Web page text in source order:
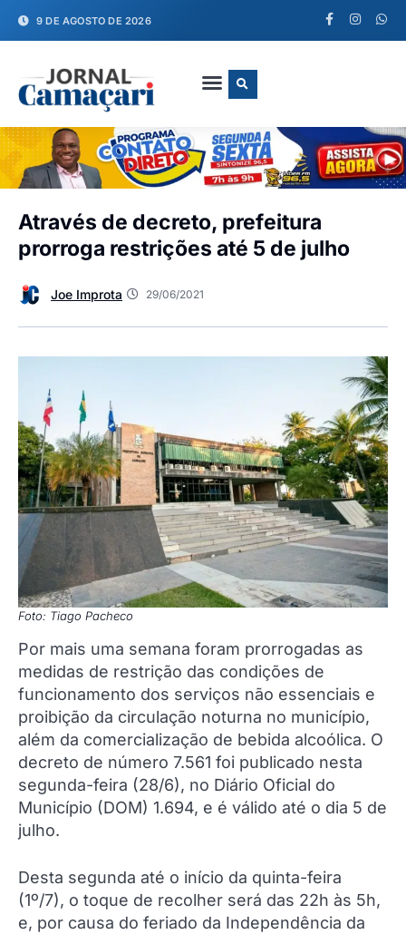
9 DE AGOSTO DE 2026
Através de decreto, prefeitura
prorroga restrições até 5 de julho
Joe Improta 29/06/2021
Foto: Tiago Pacheco
Por mais uma semana foram prorrogadas as
medidas de restrição das condições de
funcionamento dos serviços não essenciais e
proibição da circulação noturna no município,
além da comercialização de bebida alcoólica. O
decreto de número 7.561 foi publicado nesta
segunda-feira (28/6), no Diário Oficial do
Município (DOM) 1.694, e é válido até o dia 5 de
julho.
Desta segunda até o início da quinta-feira
(1º/7), o toque de recolher será das 22h às 5h,
e, por causa do feriado da Independência da